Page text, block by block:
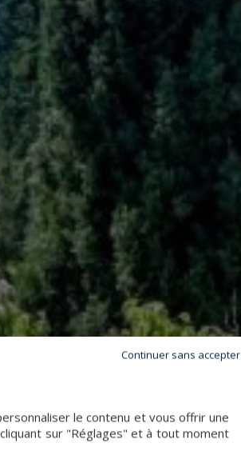
le contenu et vous offrir une
sur "Réglages" et à tout moment
Continuer sans accepter